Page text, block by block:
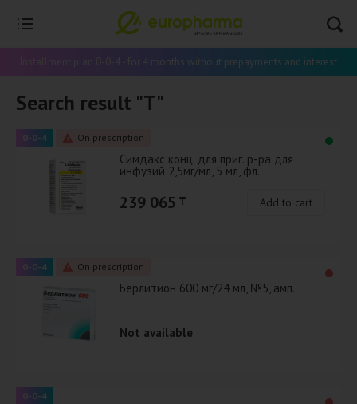
Installment plan 0-0-4 - for 4 months without prepayments and interest
Search result "Т"
0-0-4 On prescription
Симдакс конц. для приг. р-ра для
инфузий 2,5мг/мл, 5 мл, фл.
239 065 ₸ Add to cart
0-0-4 On prescription
Берлитион 600 мг/24 мл, №5, амп.
Not available
0-0-4